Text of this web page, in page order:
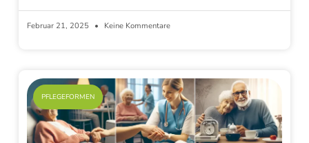
Februar 21, 2025 Keine Kommentare
PFLEGEFORMEN